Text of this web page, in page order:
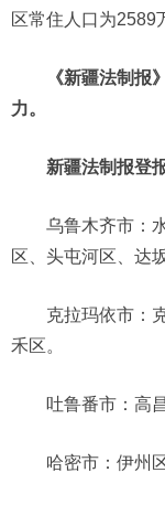
区常住人口为2589
《新疆法制报
力。
新疆法制报登
乌鲁木齐市：
区、头屯河区、达
克拉玛依市：
禾区。
吐鲁番市：高
哈密市：伊州